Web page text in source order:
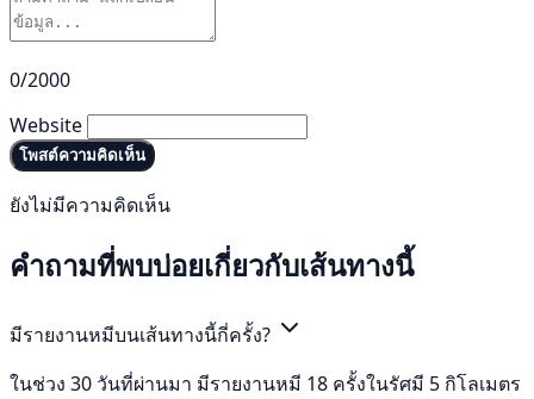
0/2000
Website
โพสต์ความคิดเห็น
ยังไม่มีความคิดเห็น
คำถามที่พบบ่อยเกี่ยวกับเส้นทางนี้
มีรายงานหมีบนเส้นทางนี้กี่ครั้ง?
ในช่วง 30 วันที่ผ่านมา มีรายงานหมี 18 ครั้งในรัศมี 5 กิโลเมตร